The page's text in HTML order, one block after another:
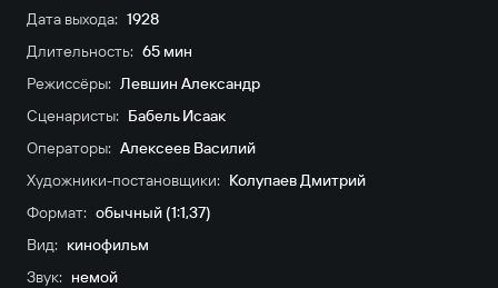
Дата выхода: 1928
Длительность: 65 мин
Режиссёры: Левшин Александр
Сценаристы: Бабель Исаак
Операторы: Алексеев Василий
Художники-постановщики: Колупаев Дмитрий
Формат: обычный (1:1,37)
Вид: кинофильм
Звук: немой